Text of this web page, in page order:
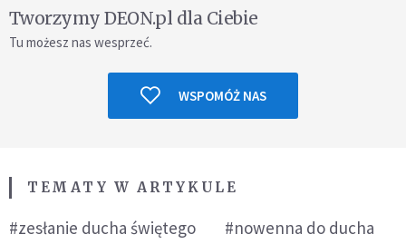
Tworzymy DEON.pl dla Ciebie
Tu możesz nas wesprzeć.
WSPOMÓŻ NAS
TEMATY W ARTYKULE
#zesłanie ducha świętego
#nowenna do ducha